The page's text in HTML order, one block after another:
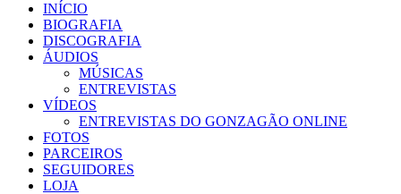
INÍCIO
BIOGRAFIA
DISCOGRAFIA
ÁUDIOS
MÚSICAS
ENTREVISTAS
VÍDEOS
ENTREVISTAS DO GONZAGÃO ONLINE
FOTOS
PARCEIROS
SEGUIDORES
LOJA